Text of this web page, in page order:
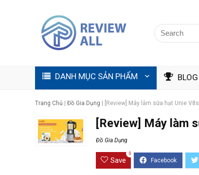
DANH MỤC SẢN PHẨM
Trang Chủ Đồ Gia Dụng [Review] Máy làm sữa hạt Unie
[Review] Máy làm
Đồ Gia Dụng
Save
0